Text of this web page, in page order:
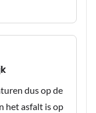
dus op de
het asfalt is op